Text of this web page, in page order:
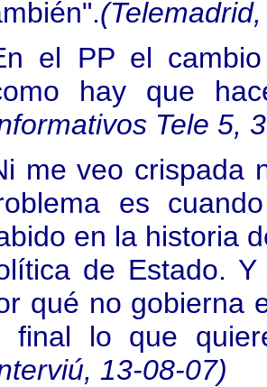
el PP el
hay que
Tele 5,
me veo crispada
es
en la historia
de Estado.
qué no gobierna
final lo que
13-08-07)